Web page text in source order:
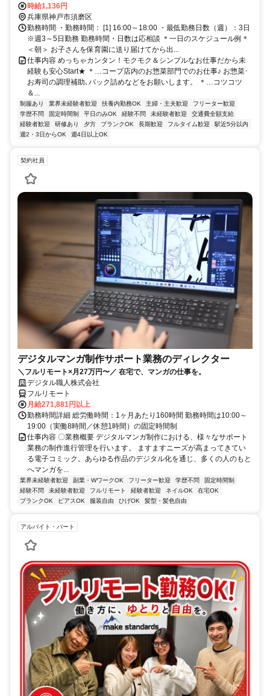
浜公園北口徒歩約7分、山陽電鉄本線 須磨寺徒歩約9分
時給1,136円
兵庫県神戸市須磨区
勤務時間 ・勤務時間： [1] 16:00～18:00 ・最低勤務日数（週）：3日
※週3～5日勤務 勤務時間・日数は応相談 ＊一日のスケジュール例＊
＜朝＞ お子さんを保育園に送り届けてから出...
仕事内容 めっちゃカンタン！モクモク＆シンプルなお仕事だから未
経験も安心Start★ ＊…コープ店内のお惣菜部門でのお仕事♪ お惣菜･
お寿司の調理補助､パック詰めなどをお願いします。 ＊…コツコツ
＆...
制服あり 業界未経験者歓迎 扶養内勤務OK 主婦・主夫歓迎
フリーター歓迎
学歴不問
固定時間制 平日のみOK 経験不問 未経験者歓迎
交通費全額支給
経験者歓迎
研修あり 夕方 ブランクOK 長期歓迎 フルタイム歓迎
駅近5分以内
週2・3日からOK
週4日以上OK
契約社員
デジタルマンガ制作サポート業務のディレクター
＼フルリモート×月27万円〜／ 在宅で、マンガの仕事を。
デジタル職人株式会社
フルリモート
月給271,881円以上
勤務時間詳細 総労働時間：1ヶ月あたり160時間 勤務時間は10:00～
19:00（実働8時間／休憩1時間）の固定時間制
仕事内容 〇業務概要 デジタルマンガ制作における、様々なサポート
業務の制作進行管理を行います。 ますますニーズが高まってきてい
る電子コミック。あらゆる作品のデジタル化を通じ、多くの人のもと
へマンガを...
業界未経験者歓迎 副業・WワークOK フリーター歓迎 学歴不問
固定時間制
経験不問
未経験者歓迎 フルリモート 経験者歓迎 ネイルOK
在宅OK
ブランクOK
ピアスOK 服装自由 ひげOK 髪型・髪色自由
アルバイト・パート